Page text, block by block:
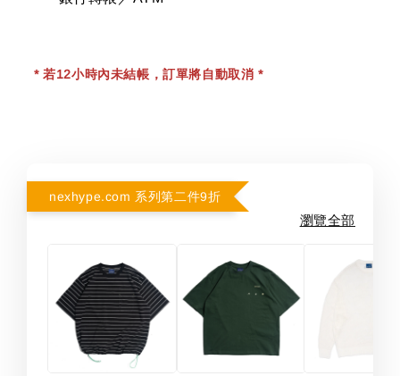
* 若12小時內未結帳，訂單將自動取消 *
nexhype.com 系列第二件9折
瀏覽全部